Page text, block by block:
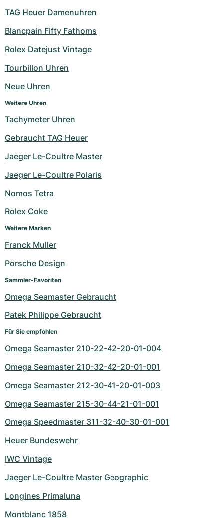
TAG Heuer Damenuhren
Blancpain Fifty Fathoms
Rolex Datejust Vintage
Tourbillon Uhren
Neue Uhren
Weitere Uhren
Tachymeter Uhren
Gebraucht TAG Heuer
Jaeger Le-Coultre Master
Jaeger Le-Coultre Polaris
Nomos Tetra
Rolex Coke
Weitere Marken
Franck Muller
Porsche Design
Sammler-Favoriten
Omega Seamaster Gebraucht
Patek Philippe Gebraucht
Für Sie empfohlen
Omega Seamaster 210-22-42-20-01-004
Omega Seamaster 210-32-42-20-01-001
Omega Seamaster 212-30-41-20-01-003
Omega Seamaster 215-30-44-21-01-001
Omega Speedmaster 311-32-40-30-01-001
Heuer Bundeswehr
IWC Vintage
Jaeger Le-Coultre Master Geographic
Longines Primaluna
Montblanc 1858